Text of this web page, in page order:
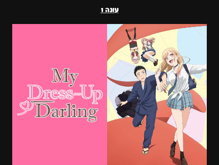
עונה 1